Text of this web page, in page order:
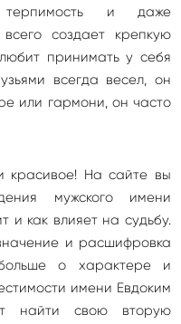
терпимость и даже
создает крепкую
принимать у себя
всегда весел, он
или гармони, он часто
красивое! На сайте вы
мужского имени
и как влияет на судьбу.
и расшифровка
о характере и
имени Евдоким
найти свою вторую